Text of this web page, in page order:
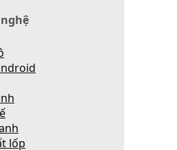
lốp